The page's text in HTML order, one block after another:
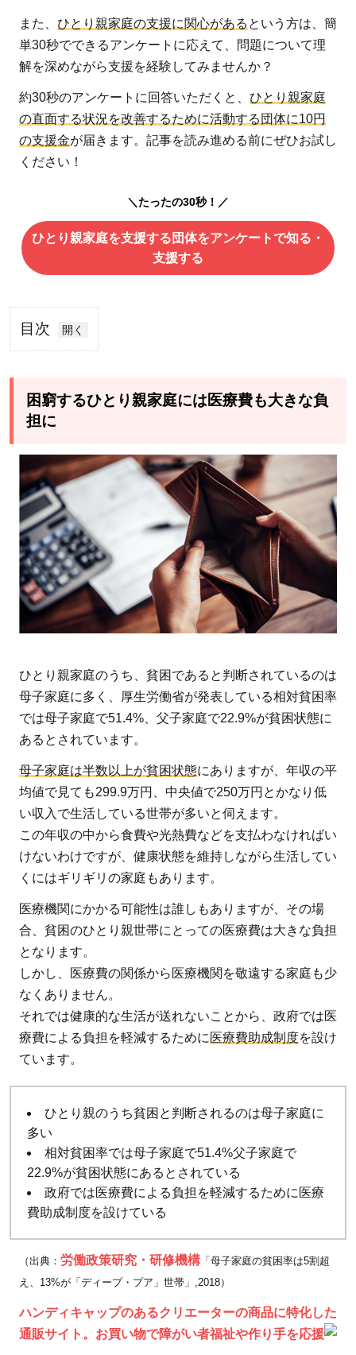
また、 ひとり親家庭の支援に関心がある という方は、簡
単30秒でできるアンケートに応えて、問題について理
解を深めながら支援を経験してみませんか？
約30秒のアンケートに回答いただくと、 ひとり親家庭
の直面する状況を改善するために活動する団体に10円
の支援金が届きます。記事を読み進める前にぜひお試し
ください！
＼たったの30秒！／
ひとり親家庭を支援する団体をアンケートで知る・
支援する
目次
1
窮
す
ひ
と
り
親
家
庭
に
は
医
も
大
き
な
負
担
に
2
ひ
と
親
家
庭
が
受
け
ら
れ
る
療
助
と
2.1
受給
資格
2.1.1
困窮するひとり親家庭には医療費も大きな負
担に
ひとり親家庭のうち、貧困であると判断されているのは
母子家庭に多く、厚生労働省が発表している相対貧困率
では母子家庭で51.4%、父子家庭で22.9%が貧困状態に
あるとされています。
母子家庭は半数以上が貧困状態にありますが、年収の平
均値で見ても299.9万円、中央値で250万円とかなり低
い収入で生活している世帯が多いと伺えます。
この年収の中から食費や光熱費などを支払わなければい
けないわけですが、健康状態を維持しながら生活してい
くにはギリギリの家庭もあります。
医療機関にかかる可能性は誰しもありますが、その場
合、貧困のひとり親世帯にとっての医療費は大きな負担
となります。
しかし、医療費の関係から医療機関を敬遠する家庭も少
なくありません。
それでは健康的な生活が送れないことから、政府では医
療費による負担を軽減するために 医療費助成制度を設け
ています。
ひとり親のうち貧困と判断されるのは母子家庭に
多い
相対貧困率では母子家庭で51.4%父子家庭で
22.9%が貧困状態にあるとされている
政府では医療費による負担を軽減するために医療
費助成制度を設けている
（出典： 労働政策研究・研修機構 「母子家庭の貧困率は5割超
え、13%が「ディープ・プア」世帯」,2018）
ハンディキャップのあるクリエーターの商品に特化した
通販サイト。お買い物で障がい者福祉や作り手を応援